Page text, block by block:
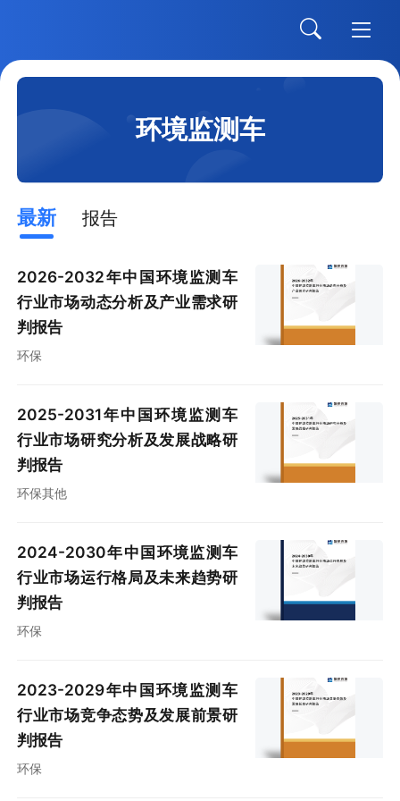
环境监测车
最新 报告
2026-2032年中国环境监测车
行业市场动态分析及产业需求研
判报告
环保
2025-2031年中国环境监测车
行业市场研究分析及发展战略研
判报告
环保其他
2024-2030年中国环境监测车
行业市场运行格局及未来趋势研
判报告
环保
2023-2029年中国环境监测车
行业市场竞争态势及发展前景研
判报告
环保